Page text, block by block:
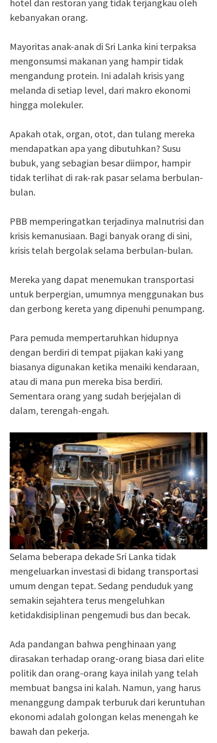
hotel dan restoran yang tidak terjangkau oleh
kebanyakan orang.
Mayoritas anak-anak di Sri Lanka kini terpaksa
mengonsumsi makanan yang hampir tidak
mengandung protein. Ini adalah krisis yang
melanda di setiap level, dari makro ekonomi
hingga molekuler.
Apakah otak, organ, otot, dan tulang mereka
mendapatkan apa yang dibutuhkan? Susu
bubuk, yang sebagian besar diimpor, hampir
tidak terlihat di rak-rak pasar selama berbulan-
bulan.
PBB memperingatkan terjadinya malnutrisi dan
krisis kemanusiaan. Bagi banyak orang di sini,
krisis telah bergolak selama berbulan-bulan.
Mereka yang dapat menemukan transportasi
untuk berpergian, umumnya menggunakan bus
dan gerbong kereta yang dipenuhi penumpang.
Para pemuda mempertaruhkan hidupnya
dengan berdiri di tempat pijakan kaki yang
biasanya digunakan ketika menaiki kendaraan,
atau di mana pun mereka bisa berdiri.
Sementara orang yang sudah berjejalan di
dalam, terengah-engah.
Selama beberapa dekade Sri Lanka tidak
mengeluarkan investasi di bidang transportasi
umum dengan tepat. Sedang penduduk yang
semakin sejahtera terus mengeluhkan
ketidakdisiplinan pengemudi bus dan becak.
Ada pandangan bahwa penghinaan yang
dirasakan terhadap orang-orang biasa dari elite
politik dan orang-orang kaya inilah yang telah
membuat bangsa ini kalah. Namun, yang harus
menanggung dampak terburuk dari keruntuhan
ekonomi adalah golongan kelas menengah ke
bawah dan pekerja.